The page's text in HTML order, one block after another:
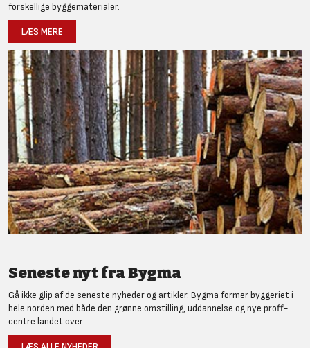
forskellige byggematerialer.
LÆS MERE
Seneste nyt fra Bygma
Gå ikke glip af de seneste nyheder og artikler. Bygma former byggeriet i
hele norden med både den grønne omstilling, uddannelse og nye proff-
centre landet over.